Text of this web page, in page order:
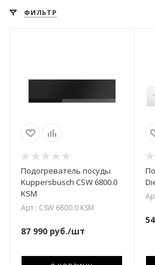
ФИЛЬТР
Подогреватель посуды
Kuppersbusch CSW 6800.0
KSM
Арт.: CSW 6800.0 KSM
87 990 руб./шт